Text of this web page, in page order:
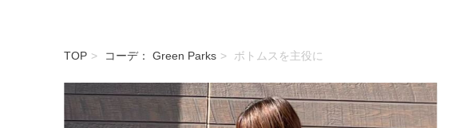
TOP コーデ： Green Parks ボトムスを主役に